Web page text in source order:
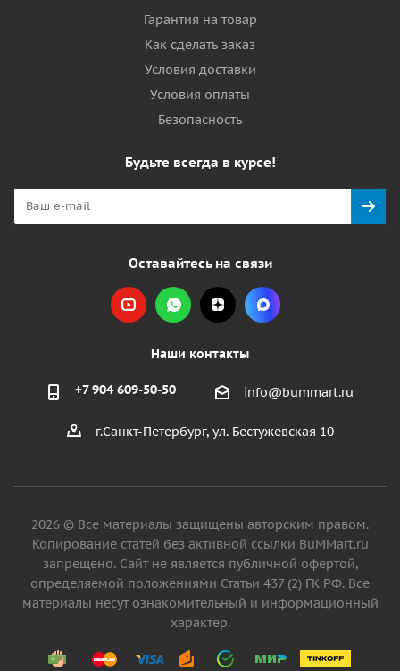
Гарантия на товар
Как сделать заказ
Условия доставки
Условия оплаты
Безопасность
Будьте всегда в курсе!
Оставайтесь на связи
Наши контакты
+7 904 609-50-50 info@bummart.ru
г.Санкт-Петербург, ул. Бестужевская 10
2026 © Все материалы защищены авторским правом.
Копирование статей без активной ссылки BuMMart.ru
запрещено. Сайт не является публичной офертой,
определяемой положениями Статьи 437 (2) ГК РФ. Все
материалы несут ознакомительный и информационный
характер.